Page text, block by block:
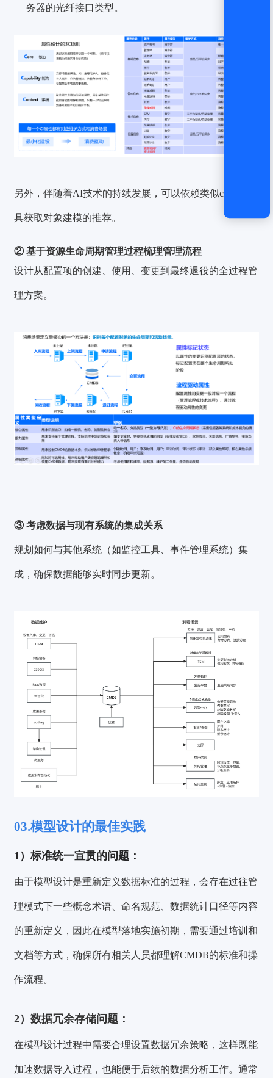
务器的光纤接口类型。
另外，伴随着AI技术的持续发展，可以依赖类似chatgpt工
具获取对象建模的推荐。
② 基于资源生命周期管理过程梳理管理流程
设计从配置项的创建、使用、变更到最终退役的全过程管
理方案。
③考虑数据与现有系统的集成关系
规划如何与其他系统（如监控工具、事件管理系统）集
成，确保数据能够实时同步更新。
03.模型设计的最佳实践
1）标准统一宣贯的问题：
由于模型设计是重新定义数据标准的过程，会存在过往管
理模式下一些概念术语、命名规范、数据统计口径等内容
的重新定义，因此在模型落地实施初期，需要通过培训和
文档等方式，确保所有相关人员都理解CMDB的标准和操
作流程。
2）数据冗余存储问题：
在模型设计过程中需要合理设置数据冗余策略，这样既能
加速数据导入过程，也能便于后续的数据分析工作。通常